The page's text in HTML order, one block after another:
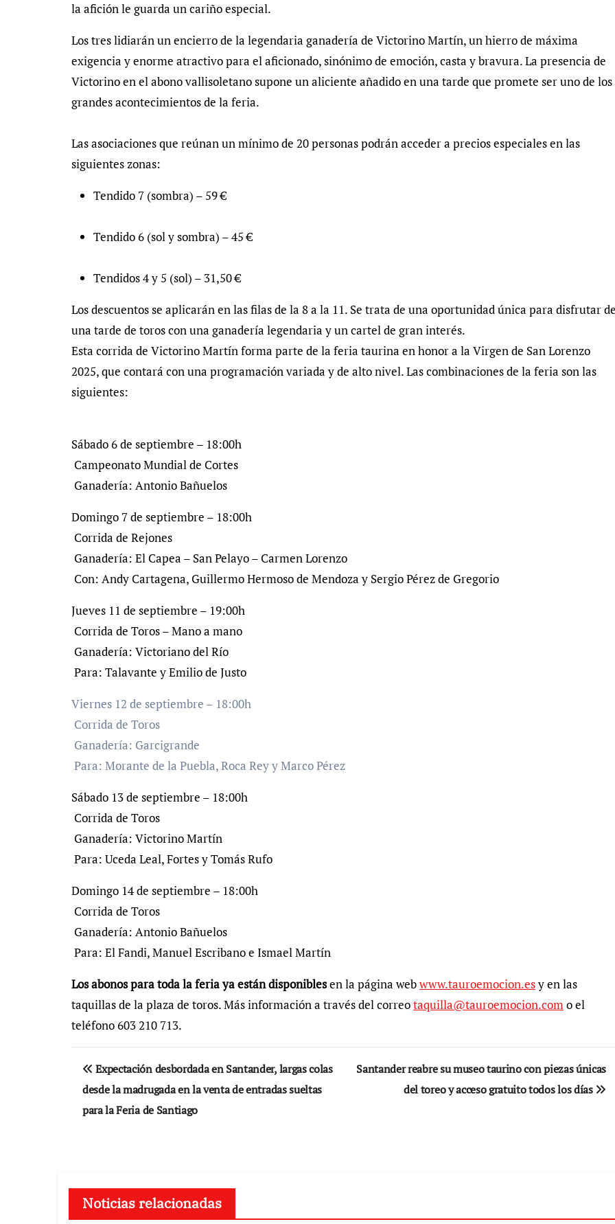
la afición le guarda un cariño especial.
Los tres lidiarán un encierro de la legendaria ganadería de Victorino Martín, un hierro de máxima
exigencia y enorme atractivo para el aficionado, sinónimo de emoción, casta y bravura. La presencia de
Victorino en el abono vallisoletano supone un aliciente añadido en una tarde que promete ser uno de los
grandes acontecimientos de la feria.
Las asociaciones que reúnan un mínimo de 20 personas podrán acceder a precios especiales en las
siguientes zonas:
Tendido 7 (sombra) – 59 €
Tendido 6 (sol y sombra) – 45 €
Tendidos 4 y 5 (sol) – 31,50 €
Los descuentos se aplicarán en las filas de la 8 a la 11. Se trata de una oportunidad única para disfrutar
una tarde de toros con una ganadería legendaria y un cartel de gran interés.
Esta corrida de Victorino Martín forma parte de la feria taurina en honor a la Virgen de San Lorenzo
2025, que contará con una programación variada y de alto nivel. Las combinaciones de la feria son las
siguientes:
Sábado 6 de septiembre – 18:00h
Campeonato Mundial de Cortes
Ganadería: Antonio Bañuelos
Domingo 7 de septiembre – 18:00h
Corrida de Rejones
Ganadería: El Capea – San Pelayo – Carmen Lorenzo
Con: Andy Cartagena, Guillermo Hermoso de Mendoza y Sergio Pérez de Gregorio
Jueves 11 de septiembre – 19:00h
Corrida de Toros – Mano a mano
Ganadería: Victoriano del Río
Para: Talavante y Emilio de Justo
Viernes 12 de septiembre – 18:00h
Corrida de Toros
Ganadería: Garcigrande
Para: Morante de la Puebla, Roca Rey y Marco Pérez
Sábado 13 de septiembre – 18:00h
Corrida de Toros
Ganadería: Victorino Martín
Para: Uceda Leal, Fortes y Tomás Rufo
Domingo 14 de septiembre – 18:00h
Corrida de Toros
Ganadería: Antonio Bañuelos
Para: El Fandi, Manuel Escribano e Ismael Martín
Los abonos para toda la feria ya están disponiblesen la página webwww.tauroemocion.esy en las
taquillas de la plaza de toros. Más información a través del correotaquilla@tauroemocion.como el
teléfono 603 210 713.
Navegación
de
entradas
Expectación desbordada en Santander, largas colas
desde la madrugada en la venta de entradas sueltas
para la Feria de Santiago
Santander reabre su museo taurino con piezas únicas
del toreo y acceso gratuito todos los días
Noticias relacionadas